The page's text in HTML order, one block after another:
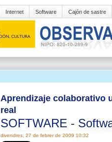
Internet Software Cajón de sastre
Aprendizaje colaborativo
real
SOFTWARE -
divendres, 27 de febrer de 2009 10:32